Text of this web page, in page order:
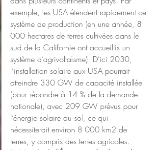
exemple, les USA étendent rapidement ce
système de production (en une année, 8
000 hectares de terres cultivées dans le
sud de la Californie ont accueillis un
système d’agrivoltaïsme). D’ici 2030,
l’installation solaire aux USA pourrait
atteindre 330 GW de capacité installée
(pour répondre à 14 % de la demande
nationale), avec 209 GW prévus pour
l’énergie solaire au sol, ce qui
nécessiterait environ 8 000 km2 de
terres, y compris des terres agricoles.